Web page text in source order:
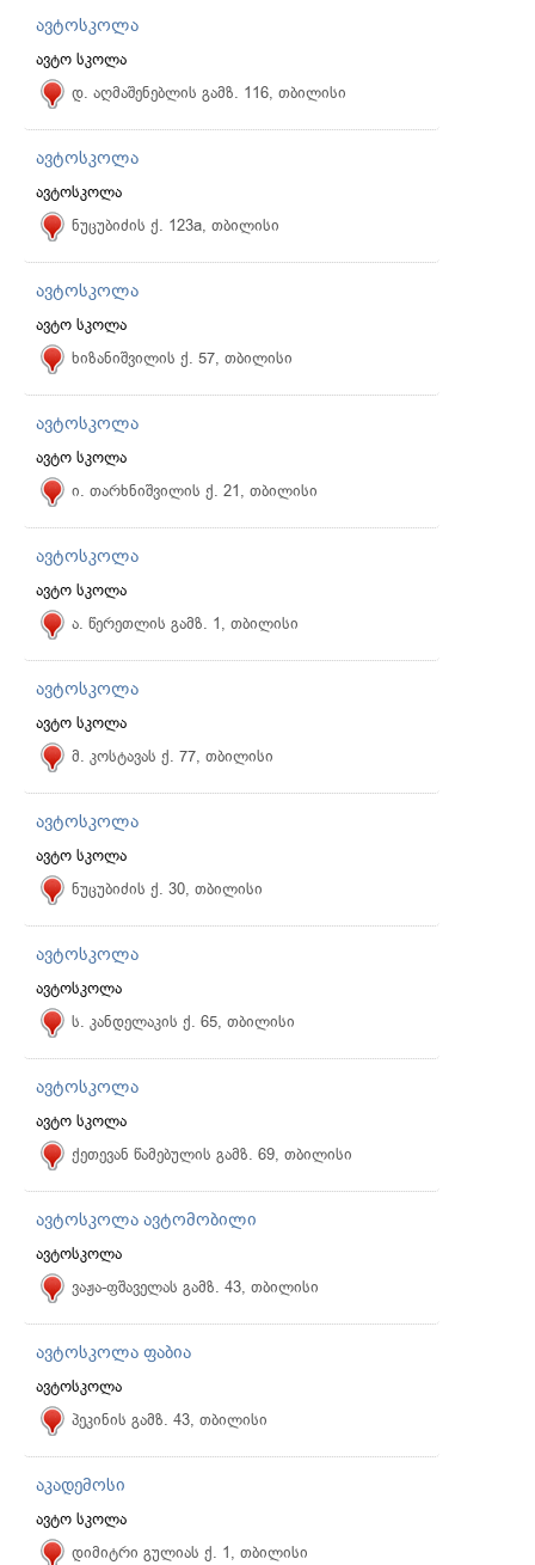
ავტოსკოლა
ავტო სკოლა
დ. აღმაშენებლის გამზ. 116, თბილისი
ავტოსკოლა
ავტოსკოლა
ნუცუბიძის ქ. 123a, თბილისი
ავტოსკოლა
ავტო სკოლა
ხიზანიშვილის ქ. 57, თბილისი
ავტოსკოლა
ავტო სკოლა
ი. თარხნიშვილის ქ. 21, თბილისი
ავტოსკოლა
ავტო სკოლა
ა. წერეთლის გამზ. 1, თბილისი
ავტოსკოლა
ავტო სკოლა
მ. კოსტავას ქ. 77, თბილისი
ავტოსკოლა
ავტო სკოლა
ნუცუბიძის ქ. 30, თბილისი
ავტოსკოლა
ავტოსკოლა
ს. კანდელაკის ქ. 65, თბილისი
ავტოსკოლა
ავტო სკოლა
ქეთევან წამებულის გამზ. 69, თბილისი
ავტოსკოლა ავტომობილი
ავტოსკოლა
ვაჟა-ფშაველას გამზ. 43, თბილისი
ავტოსკოლა ფაბია
ავტოსკოლა
პეკინის გამზ. 43, თბილისი
აკადემოსი
ავტო სკოლა
დიმიტრი გულიას ქ. 1, თბილისი